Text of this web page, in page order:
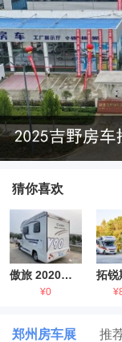
猜你喜欢
傲旅 2020金旅国六海狮房车
¥0
郑州房车展 推